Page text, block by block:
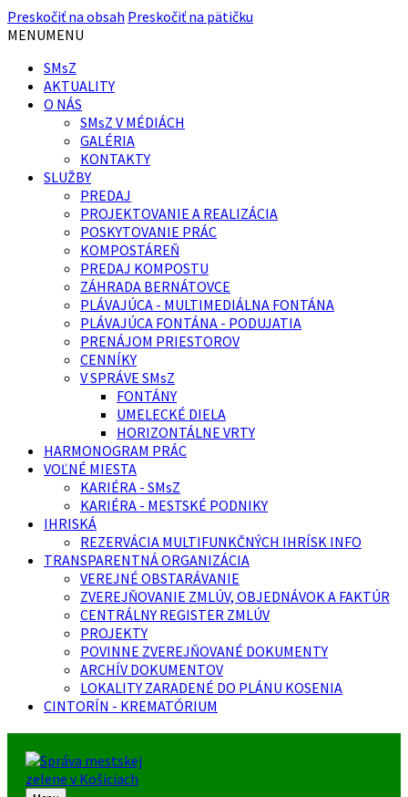
Preskočiť na obsah Preskočiť na pätičku
MENUMENU
SMsZ
AKTUALITY
O NÁS
SMsZ V MÉDIÁCH
GALÉRIA
KONTAKTY
SLUŽBY
PREDAJ
PROJEKTOVANIE A REALIZÁCIA
POSKYTOVANIE PRÁC
KOMPOSTÁREŇ
PREDAJ KOMPOSTU
ZÁHRADA BERNÁTOVCE
PLÁVAJÚCA - MULTIMEDIÁLNA FONTÁNA
PLÁVAJÚCA FONTÁNA - PODUJATIA
PRENÁJOM PRIESTOROV
CENNÍKY
V SPRÁVE SMsZ
FONTÁNY
UMELECKÉ DIELA
HORIZONTÁLNE VRTY
HARMONOGRAM PRÁC
VOĽNÉ MIESTA
KARIÉRA - SMsZ
KARIÉRA - MESTSKÉ PODNIKY
IHRISKÁ
REZERVÁCIA MULTIFUNKČNÝCH IHRÍSK INFO
TRANSPARENTNÁ ORGANIZÁCIA
VEREJNÉ OBSTARÁVANIE
ZVEREJŇOVANIE ZMLÚV, OBJEDNÁVOK A FAKTÚR
CENTRÁLNY REGISTER ZMLÚV
PROJEKTY
POVINNE ZVEREJŇOVANÉ DOKUMENTY
ARCHÍV DOKUMENTOV
LOKALITY ZARADENÉ DO PLÁNU KOSENIA
CINTORÍN - KREMATÓRIUM